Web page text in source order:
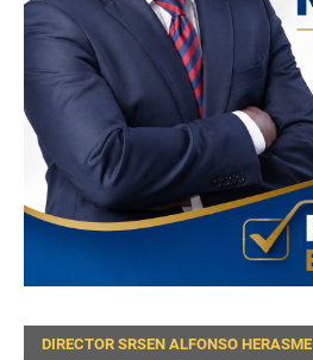
DIRECTOR SRSEN ALFONSO HERASME